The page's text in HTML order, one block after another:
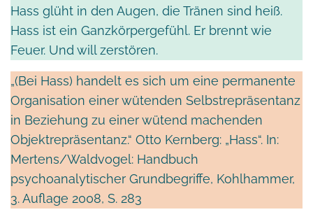
Hass glüht in den Augen, die Tränen sind heiß.
Hass ist ein Ganzkörpergefühl. Er brennt wie
Feuer. Und will zerstören.
„(Bei Hass) handelt es sich um eine permanente
Organisation einer wütenden Selbstrepräsentanz
in Beziehung zu einer wütend machenden
Objektrepräsentanz.“ Otto Kernberg: „Hass“. In:
Mertens/Waldvogel: Handbuch
psychoanalytischer Grundbegriffe, Kohlhammer,
3. Auflage 2008, S. 283